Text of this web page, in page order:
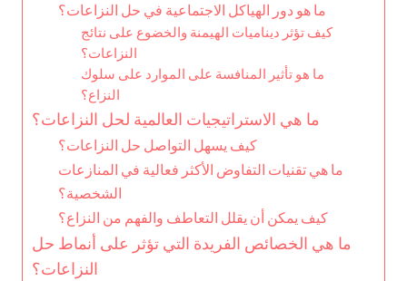
ما هو دور الهياكل الاجتماعية في حل النزاعات؟
كيف تؤثر ديناميات الهيمنة والخضوع على نتائج
النزاعات؟
ما هو تأثير المنافسة على الموارد على سلوك
النزاع؟
ما هي الاستراتيجيات العالمية لحل النزاعات؟
كيف يسهل التواصل حل النزاعات؟
ما هي تقنيات التفاوض الأكثر فعالية في المنازعات
الشخصية؟
كيف يمكن أن يقلل التعاطف والفهم من النزاع؟
ما هي الخصائص الفريدة التي تؤثر على أنماط حل
النزاعات؟